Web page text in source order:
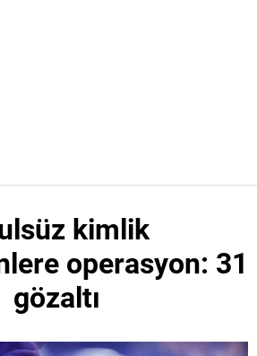
kimlik
operasyon: 31
gözaltı